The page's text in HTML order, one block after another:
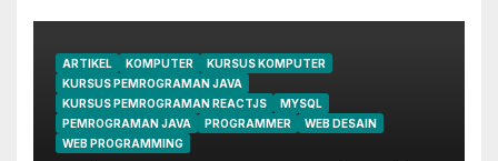
ARTIKEL KOMPUTER
KURSUS KOMPUTER
KURSUS PEMROGRAMAN JAVA
KURSUS PEMROGRAMAN REACTJS
MYSQL
PEMROGRAMAN JAVA
PROGRAMMER
WEB DESAIN
WEB PROGRAMMING